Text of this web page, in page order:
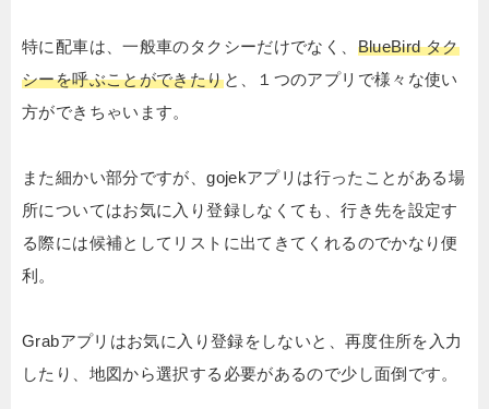
特に配車は、一般車のタクシーだけでなく、 BlueBird タク
シーを呼ぶことができたりと、１つのアプリで様々な使い
方ができちゃいます。
また細かい部分ですが、gojekアプリは行ったことがある場
所についてはお気に入り登録しなくても、行き先を設定す
る際には候補としてリストに出てきてくれるのでかなり便
利。
Grabアプリはお気に入り登録をしないと、再度住所を入力
したり、地図から選択する必要があるので少し面倒です。